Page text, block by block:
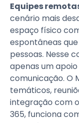
Equipes
cenário mais
espaço físico
espontâneas
pessoas. Nesse
apenas um
comunicação. O
temáticos,
integração com
365, funciona